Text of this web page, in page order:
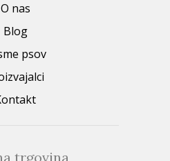
O nas
Blog
psov
trgovina